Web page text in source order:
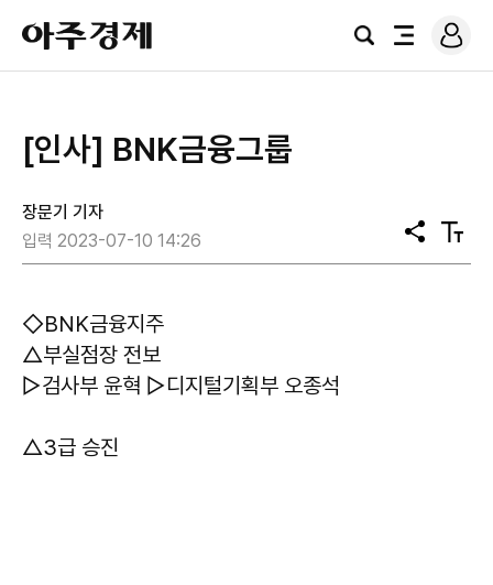
아
주
경
검
전
로
그
​[인사] BNK금융그룹
장문기 기자
입력 2023-07-10 14:26
공
유
텍
스
◇BNK금융지주
△부실점장 전보
▷검사부 윤혁 ▷디지털기획부 오종석
△3급 승진